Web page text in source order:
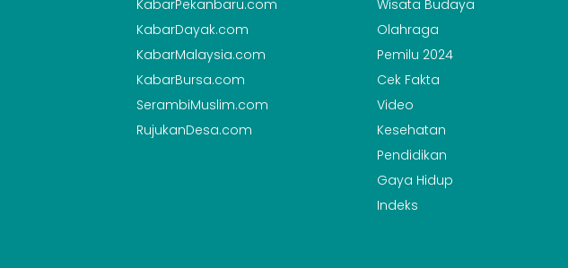
KabarPekanbaru.com
KabarDayak.com
KabarMalaysia.com
KabarBursa.com
SerambiMuslim.com
RujukanDesa.com
Wisata Budaya
Olahraga
Pemilu 2024
Cek Fakta
Video
Kesehatan
Pendidikan
Gaya Hidup
Indeks